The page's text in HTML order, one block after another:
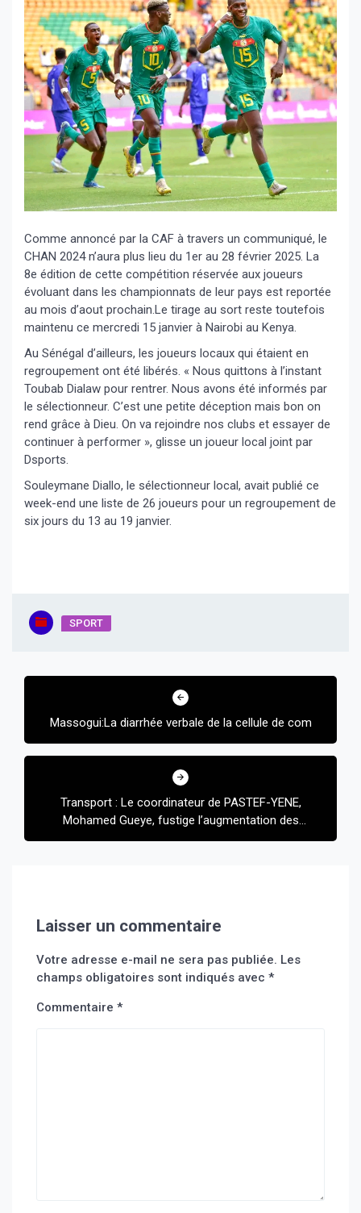
Comme annoncé par la CAF à travers un communiqué, le
CHAN 2024 n’aura plus lieu du 1er au 28 février 2025. La
8e édition de cette compétition réservée aux joueurs
évoluant dans les championnats de leur pays est reportée
au mois d’aout prochain.Le tirage au sort reste toutefois
maintenu ce mercredi 15 janvier à Nairobi au Kenya.
Au Sénégal d’ailleurs, les joueurs locaux qui étaient en
regroupement ont été libérés. « Nous quittons à l’instant
Toubab Dialaw pour rentrer. Nous avons été informés par
le sélectionneur. C’est une petite déception mais bon on
rend grâce à Dieu. On va rejoindre nos clubs et essayer de
continuer à performer », glisse un joueur local joint par
Dsports.
Souleymane Diallo, le sélectionneur local, avait publié ce
week-end une liste de 26 joueurs pour un regroupement de
six jours du 13 au 19 janvier.
SPORT
Navigation
l’articleMassogui:La diarrhée verbale de la cellule de com
Transport : Le coordinateur de PASTEF-YENE,
Mohamed Gueye, fustige l’augmentation des
tarifs de taxi clando à Yéne…
Laisser un commentaire
Votre adresse e-mail ne sera pas publiée. Les
champs obligatoires sont indiqués avec *
Commentaire *